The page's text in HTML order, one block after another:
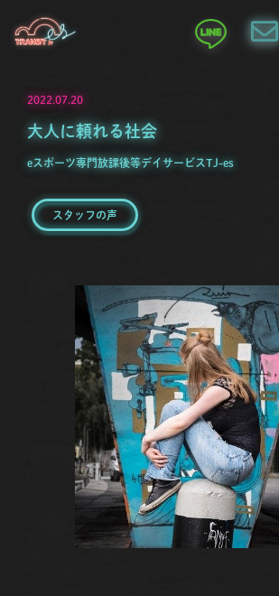
2022.07.20
大人に頼れる社会
eスポーツ専門放課後等デイサービスTJ-es
スタッフの声